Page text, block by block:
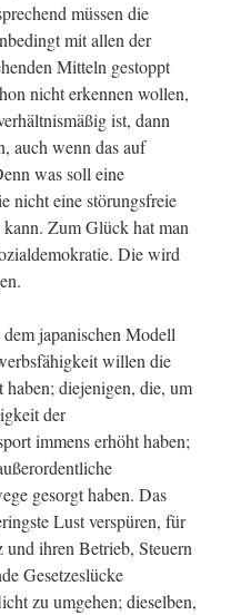
müssen die
mit allen der
Mitteln gestoppt
nicht erkennen wollen,
ist, dann
auch wenn das auf
was soll eine
nicht eine störungsfreie
Zum Glück hat man
Die wird
japanischen Modell
willen die
diejenigen, die, um
der
immens erhöht haben;
gesorgt haben. Das
Lust verspüren, für
und ihren Betrieb, Steuern
Gesetzeslücke
zu umgehen; dieselben,